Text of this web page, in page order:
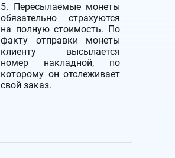
5. Пересылаемые монеты
обязательно страхуются
на полную стоимость. По
факту отправки монеты
клиенту высылается
номер накладной, по
которому он отслеживает
свой заказ.